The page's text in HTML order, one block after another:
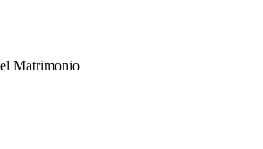
Matrimonio